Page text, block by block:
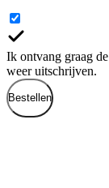
Ik ontvang graag
weer uitschrijven.
Bestellen